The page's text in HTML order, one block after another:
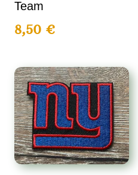
Team
8,50€